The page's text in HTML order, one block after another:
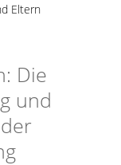
Eltern
Die
und